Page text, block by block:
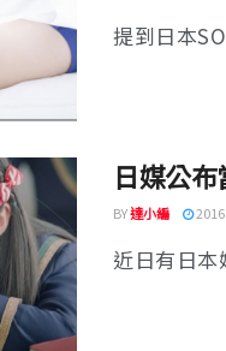
提到日本
日媒公
BY達小編 2016
近日有日本